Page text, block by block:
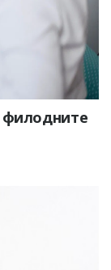
филодните